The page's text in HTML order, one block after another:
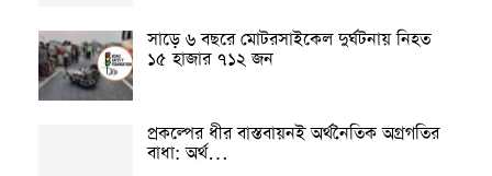
সাড়ে ৬ বছরে মোটরসাইকেল দুর্ঘটনায় নিহত
১৫ হাজার ৭১২ জন
প্রকল্পের ধীর বাস্তবায়নই অর্থনৈতিক অগ্রগতির
বাধা: অর্থ…